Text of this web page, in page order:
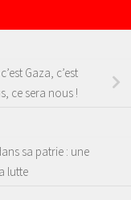
Gaza, c’est
ce sera nous !
sa patrie : une
lutte